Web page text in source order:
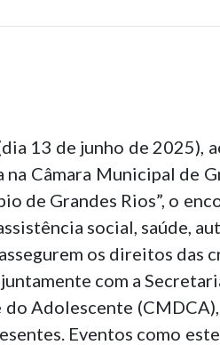
13 de junho de 2025),
Câmara Municipal de
de Grandes Rios”, o
social, saúde,
os direitos das
com a
Adolescente
Eventos como